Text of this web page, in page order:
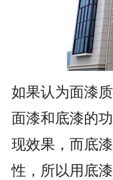
如果认为面漆
面漆和底漆的
现效果，而底
性，所以用底漆